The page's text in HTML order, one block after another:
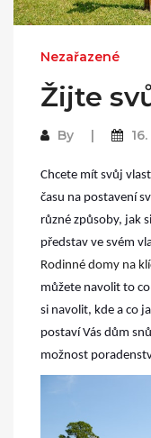
Nezařazené
Žijte
By
Chcete mít svůj
času na postavení
různé způsoby, jak
představ ve svém
Rodinné domy na
můžete navolit to
si navolit, kde a co
postaví Vás dům
možnost